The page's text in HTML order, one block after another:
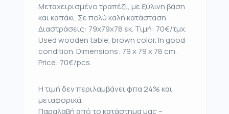
Μεταχειρισμένο τραπέζι, με ξύλινη βάση
και καπάκι. Σε πολύ καλή κατάσταση.
Διαστράσεις: 79x79x78 εκ. Τιμή: 70€/τμχ.
Used wooden table, brown color. In good
condition. Dimensions: 79 x 79 x 78 cm.
Price: 70€/pcs.
Η τιμή δεν περιλαμβάνει φπα 24% και
μεταφορικά.
Παραλαβή από το κατάστημα μας –